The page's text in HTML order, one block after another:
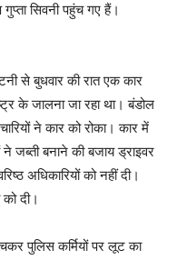
सिवनी पहुंच गए हैं।
से बुधवार की रात एक कार
के जालना जा रहा था। बंडोल
ने कार को रोका। कार में
जब्ती बनाने की बजाय ड्राइवर
अधिकारियों को नहीं दी।
दी।
पुलिस कर्मियों पर लूट का